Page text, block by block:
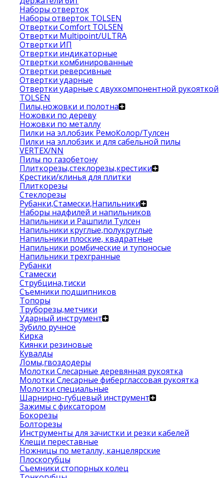
Наборы отверток
Наборы отверток TOLSEN
Отвертки Comfort TOLSEN
Отвертки Multipoint/ULTRA
Отвертки ИП
Отвертки индикаторные
Отвертки комбинированные
Отвертки реверсивные
Отвертки ударные
Отвертки ударные с двухкомпонентной рукояткой
TOLSEN
Пилы,ножовки и полотна
Ножовки по дереву
Ножовки по металлу
Пилки на эл.лобзик РемоКолор/Тулсен
Пилки на эл.лобзик и для сабельной пилы
VERTEX/NN
Пилы по газобетону
Плиткорезы,стеклорезы,крестики
Крестики/клинья для плитки
Плиткорезы
Стеклорезы
Рубанки,Стамески,Напильники
Наборы надфилей и напильников
Напильники и Рашпили Тулсен
Напильники круглые,полукруглые
Напильники плоские, квадратные
Напильники ромбические и тупоносые
Напильники трехгранные
Рубанки
Стамески
Струбцина,тиски
Съемники подшипников
Топоры
Труборезы,метчики
Ударный инструмент
Зубило ручное
Кирка
Киянки резиновые
Кувалды
Ломы,гвоздодеры
Молотки Слесарные деревянная рукоятка
Молотки Слесарные фиберглассовая рукоятка
Молотки специальные
Шарнирно-губцевый инструмент
Зажимы с фиксатором
Бокорезы
Болторезы
Инструменты для зачистки и резки кабелей
Клещи переставные
Ножницы по металлу, канцелярские
Плоскогубцы
Съемники стопорных колец